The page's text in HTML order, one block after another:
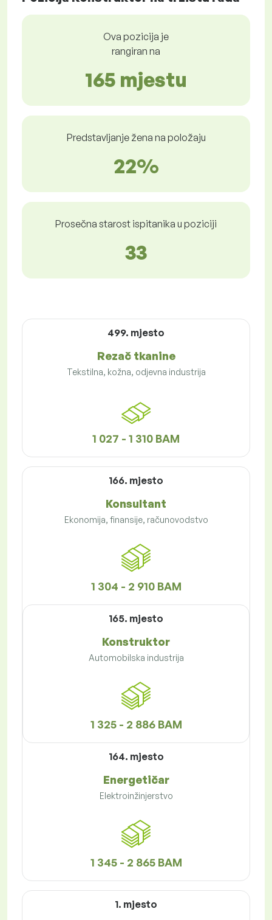
Ova pozicija je
rangiran na
165 mjestu
Predstavljanje žena na položaju
22%
Prosečna starost ispitanika u poziciji
33
499. mjesto
Rezač tkanine
Tekstilna, kožna, odjevna industrija
1 027 - 1 310 BAM
166. mjesto
Konsultant
Ekonomija, finansije, računovodstvo
1 304 - 2 910 BAM
165. mjesto
Konstruktor
Automobilska industrija
1 325 - 2 886 BAM
164. mjesto
Energetičar
Elektroinžinjerstvo
1 345 - 2 865 BAM
1. mjesto